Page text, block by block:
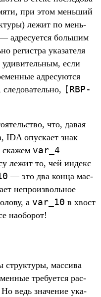
при этом мень­ший
лежит по мень­
адре­сует­ся боль­шим
регис­тра ука­зате­ля
уди­витель­ным, если
адре­суют­ся
[RBP-
что, давая
IDA опус­кает знак
ска­жем var_4
лежит то, чей индекс
— это два кон­ца мас­
неп­роиз­воль­ное
а var_10 в хвост
наобо­рот!
струк­туры, мас­сива
тре­бует­ся рас­
ведь зна­чение ука­